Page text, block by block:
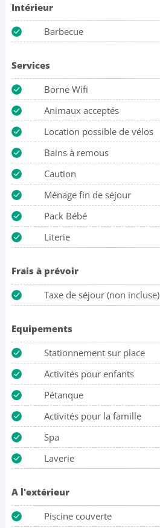
Intérieur
Barbecue
Services
Borne Wifi
Animaux acceptés
Location possible de vélos
Bains à remous
Caution
Ménage fin de séjour
Pack Bébé
Literie
Frais à prévoir
Taxe de séjour (non incluse)
Equipements
Stationnement sur place
Activités pour enfants
Pétanque
Activités pour la famille
Spa
Laverie
A l'extérieur
Piscine couverte